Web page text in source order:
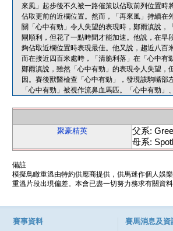
來風」起步後不久被一路催策以佔取前列位置時
佔取更前的近欄位置。然而，「再來風」持續
關「心中有勁」令人失望的表現時，鄭雨滇說
閘順利，但花了一點時間才能加速。他說，在
夠佔取近欄位置時表現最佳。他又說，趨近八
而在接近四百米處時，「清脆利落」在「心中有
鄭雨滇說，雖然「心中有勁」的表現令人失望，
因。賽後獸醫檢查「心中有勁」，發現該駒嘴
「心中有勁」被視作流鼻血馬匹。「心中有勁
聚豪精英
父系:
母系:
備註
模擬鳥瞰重溫由特約供應商提供，供馬迷作個人娛
重溫片段出現偏差。本會已盡一切努力務求有關資
賽事資料 賽馬消息及資